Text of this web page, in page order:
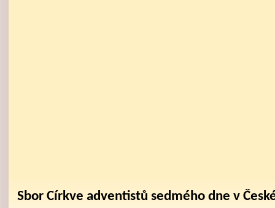
Sbor Církve adventistů sedmého dne v